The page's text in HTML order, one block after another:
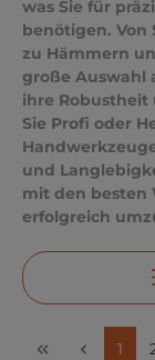
was Sie für
benötigen. Von
zu Hämmern
große Auswahl
ihre Robustheit
Sie Profi oder
und
mit den besten
erfolgreich
Seite
1